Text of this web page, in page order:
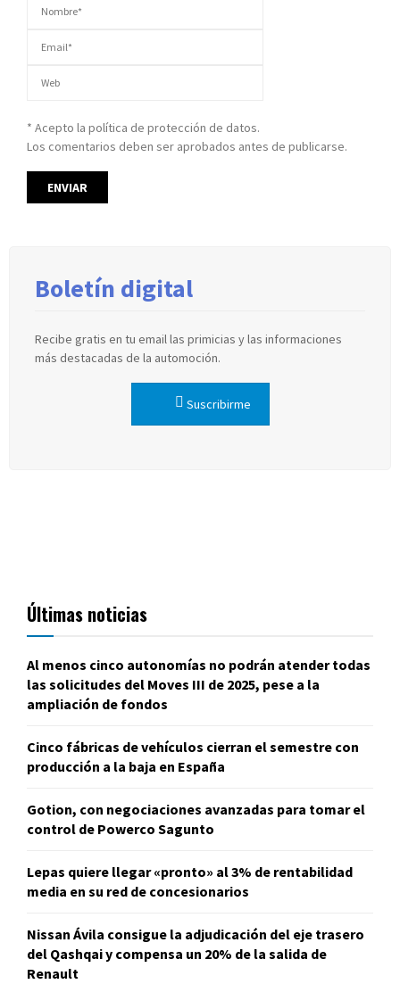
* Acepto la política de protección de datos.
Los comentarios deben ser aprobados antes de publicarse.
Boletín digital
Recibe gratis en tu email las primicias y las informaciones
más destacadas de la automoción.
Suscribirme
Últimas noticias
Al menos cinco autonomías no podrán atender todas
las solicitudes del Moves III de 2025, pese a la
ampliación de fondos
Cinco fábricas de vehículos cierran el semestre con
producción a la baja en España
Gotion, con negociaciones avanzadas para tomar el
control de Powerco Sagunto
Lepas quiere llegar «pronto» al 3% de rentabilidad
media en su red de concesionarios
Nissan Ávila consigue la adjudicación del eje trasero
del Qashqai y compensa un 20% de la salida de
Renault